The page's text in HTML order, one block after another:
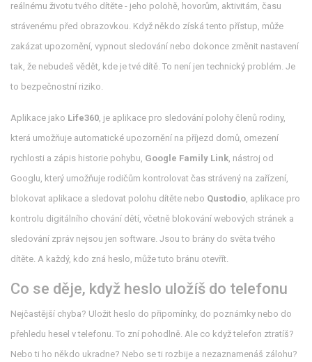
reálnému životu tvého dítěte - jeho polohě, hovorům, aktivitám, času
strávenému před obrazovkou. Když někdo získá tento přístup, může
zakázat upozornění, vypnout sledování nebo dokonce změnit nastavení
tak, že nebudeš vědět, kde je tvé dítě. To není jen technický problém. Je
to bezpečnostní riziko.
Aplikace jako Life360, je aplikace pro sledování polohy členů rodiny,
která umožňuje automatické upozornění na příjezd domů, omezení
rychlosti a zápis historie pohybu, Google Family Link, nástroj od
Googlu, který umožňuje rodičům kontrolovat čas strávený na zařízení,
blokovat aplikace a sledovat polohu dítěte nebo Qustodio, aplikace pro
kontrolu digitálního chování dětí, včetně blokování webových stránek a
sledování zpráv nejsou jen software. Jsou to brány do světa tvého
dítěte. A každý, kdo zná heslo, může tuto bránu otevřít.
Co se děje, když heslo uložíš do telefonu
Nejčastější chyba? Uložit heslo do připomínky, do poznámky nebo do
přehledu hesel v telefonu. To zní pohodlně. Ale co když telefon ztratíš?
Nebo ti ho někdo ukradne? Nebo se ti rozbije a nezaznamenáš zálohu?